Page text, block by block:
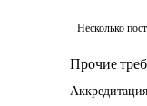
Несколько
Прочие